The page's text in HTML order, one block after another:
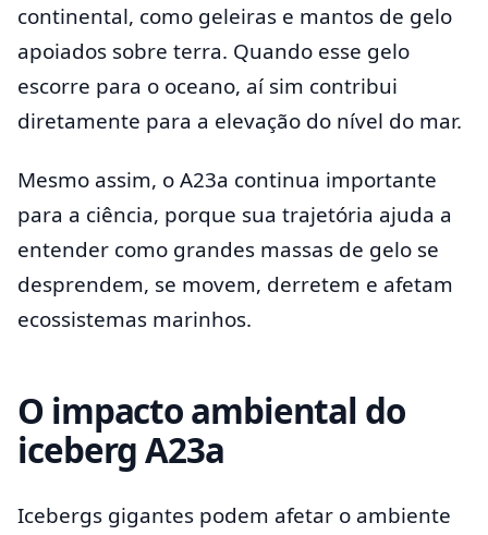
continental, como geleiras e mantos de gelo
apoiados sobre terra. Quando esse gelo
escorre para o oceano, aí sim contribui
diretamente para a elevação do nível do mar.
Mesmo assim, o A23a continua importante
para a ciência, porque sua trajetória ajuda a
entender como grandes massas de gelo se
desprendem, se movem, derretem e afetam
ecossistemas marinhos.
O impacto ambiental do
iceberg A23a
Icebergs gigantes podem afetar o ambiente